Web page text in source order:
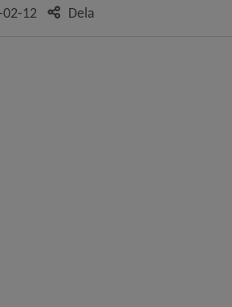
samt till- och
bygglov för nybyggnad av
02-12 Dela